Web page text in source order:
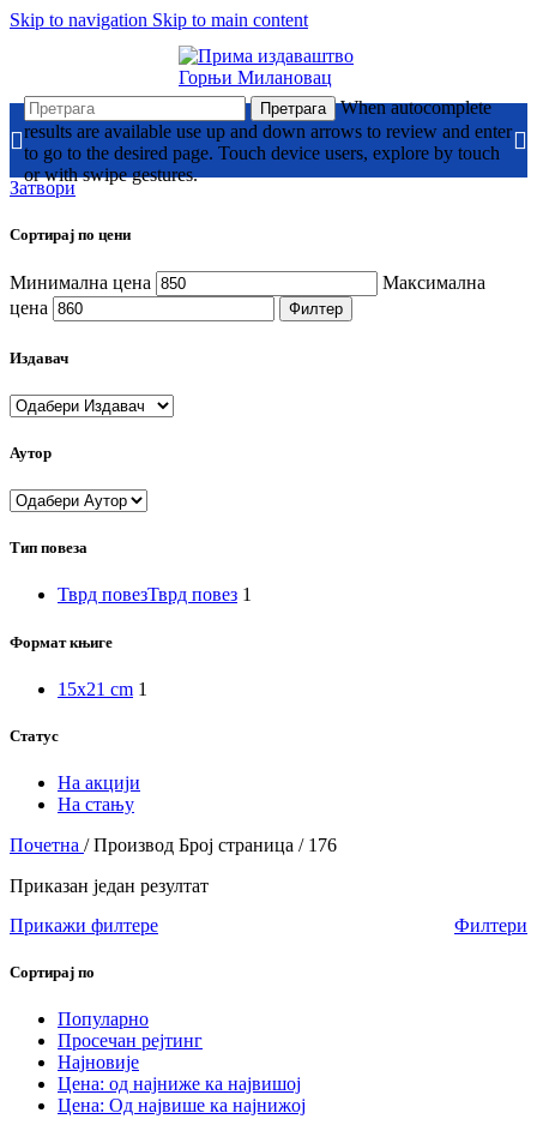
Skip to navigation Skip to main content
Претрага
When autocomplete
results are available use up and down arrows to review and enter
to go to the desired page. Touch device users, explore by touch
or with swipe gestures.
Затвори
Сортирај по цени
Минимална цена
Максимална
цена
Филтер
Издавач
Аутор
Тип повеза
Тврд повезТврд повез 1
Формат књиге
15x21 cm 1
Статус
На акцији
На стању
Почетна / Производ Број страница / 176
Приказан један резултат
Прикажи филтере
Филтери
Сортирај по
Популарно
Просечан рејтинг
Најновије
Цена: од најниже ка највишој
Цена: Од највише ка најнижој